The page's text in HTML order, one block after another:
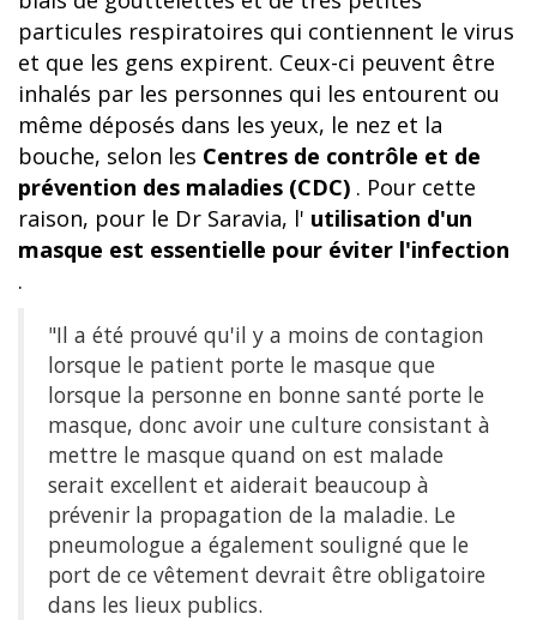
particules respiratoires qui contiennent le virus
et que les gens expirent. Ceux-ci peuvent être
inhalés par les personnes qui les entourent ou
même déposés dans les yeux, le nez et la
bouche, selon les Centres de contrôle et de
prévention des maladies (CDC) . Pour cette
raison, pour le Dr Saravia, l' utilisation d'un
masque est essentielle pour éviter l'infection
.
"Il a été prouvé qu'il y a moins de contagion
lorsque le patient porte le masque que
lorsque la personne en bonne santé porte le
masque, donc avoir une culture consistant à
mettre le masque quand on est malade
serait excellent et aiderait beaucoup à
prévenir la propagation de la maladie. Le
pneumologue a également souligné que le
port de ce vêtement devrait être obligatoire
dans les lieux publics.